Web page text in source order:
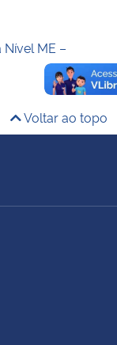
ME –
Voltar ao topo